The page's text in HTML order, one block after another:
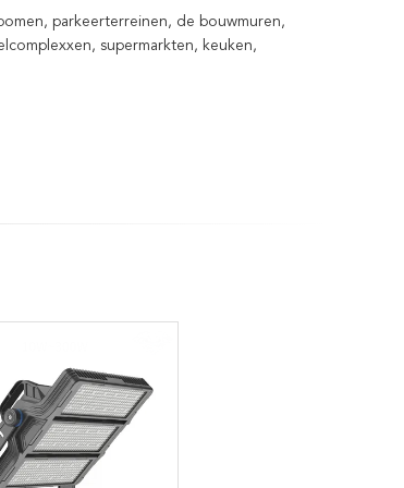
parkeerterreinen, de bouwmuren,
supermarkten, keuken,